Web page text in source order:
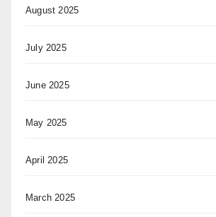
August 2025
July 2025
June 2025
May 2025
April 2025
March 2025